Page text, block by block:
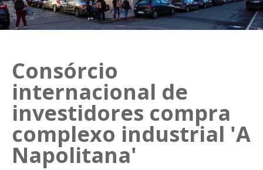
Consórcio
internacional de
investidores compra
complexo industrial 'A
Napolitana'